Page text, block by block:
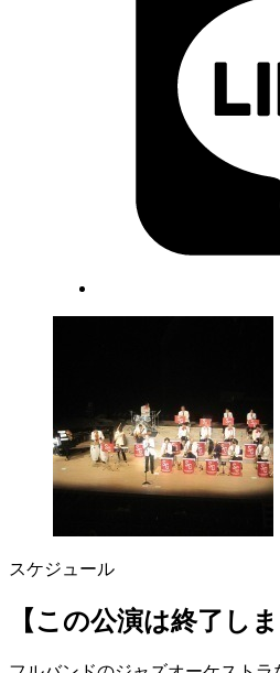
スケジュール
【この公演は終了しま